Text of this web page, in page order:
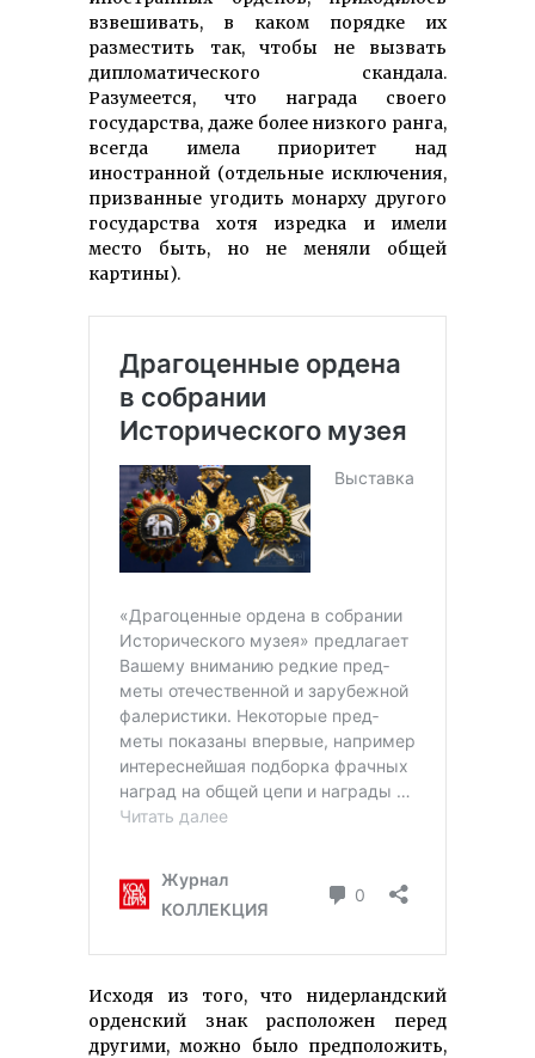
взвешивать, в каком порядке их
разместить так, чтобы не вызвать
дипломатического скандала.
Разумеется, что награда своего
государства, даже более низкого ранга,
всегда имела приоритет над
иностранной (отдельные исключения,
призванные угодить монарху другого
государства хотя изредка и имели
место быть, но не меняли общей
картины).
Исходя из того, что нидерландский
орденский знак расположен перед
другими, можно было предположить,